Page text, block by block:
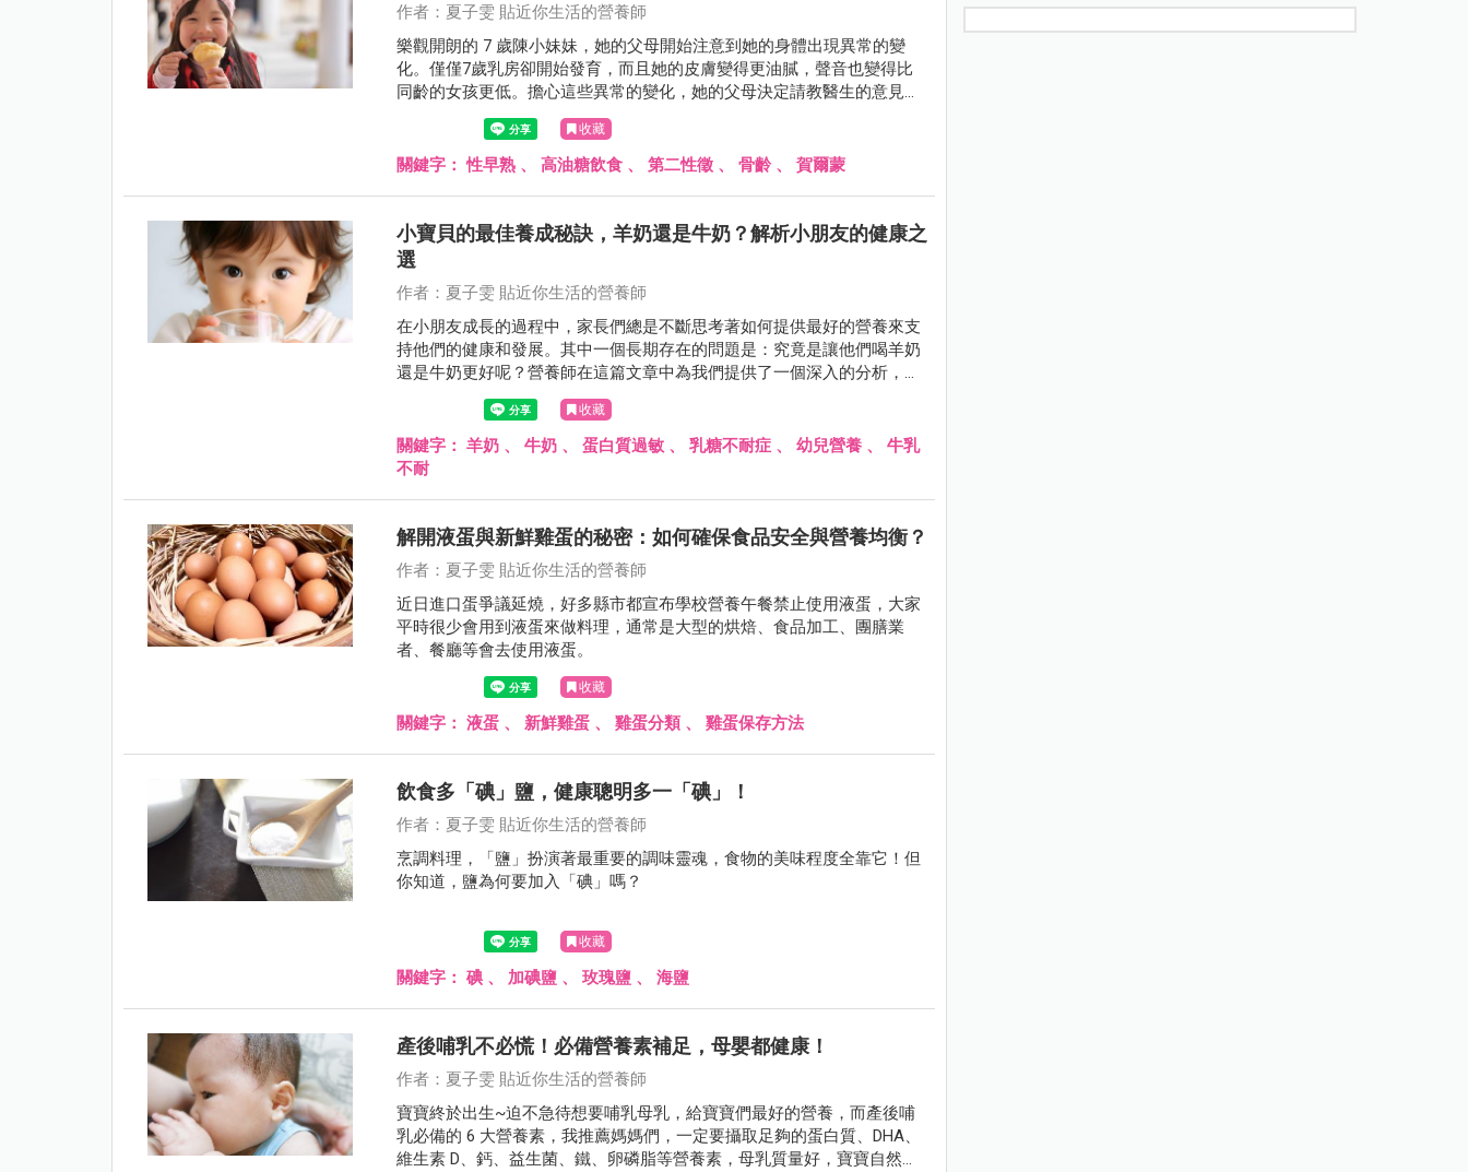
作者：夏子雯 貼近你生活的營養師
樂觀開朗的 7 歲陳小妹妹，她的父母開始注意到她的身體出現異常的變
化。僅僅7歲乳房卻開始發育，而且她的皮膚變得更油膩，聲音也變得比
同齡的女孩更低。擔心這些異常的變化，她的父母決定請教醫生的意見。
經過一系列的醫學檢查，醫生確診陳小妹妹正在經歷性早熟。她的性荷爾
蒙水平比同年齡的女孩高，這導致她的身體提早進入青春期，生殖器官和
乳房發育也在加速中。這對於陳小妹妹來說是一個困擾，因為她感到自己
飲食，以確保她獲得足夠的營養，並避免食用高油脂和高糖食物。
收藏
關鍵字：性早熟 、 高油糖飲食 、 第二性徵 、 骨齡、賀爾蒙
小寶貝的最佳養成秘訣，羊奶還是牛奶？解析小朋友的健康之
選
作者：夏子雯 貼近你生活的營養師
在小朋友成長的過程中，家長們總是不斷思考著如何提供最好的營養來支
持他們的健康和發展。其中一個長期存在的問題是：究竟是讓他們喝羊奶
還是牛奶更好呢？營養師在這篇文章中為我們提供了一個深入的分析，以
幫助父母們做出明智的選擇。
收藏
關鍵字： 羊奶 、 牛奶 、 蛋白質過敏 、 乳糖不耐症 、 幼兒營養 、 牛乳
不耐
解開液蛋與新鮮雞蛋的秘密：如何確保食品安全與營養均衡？
作者：夏子雯 貼近你生活的營養師
近日進口蛋爭議延燒，好多縣市都宣布學校營養午餐禁止使用液蛋，大家
平時很少會用到液蛋來做料理，通常是大型的烘焙、食品加工、團膳業
者、餐廳等會去使用液蛋。
收藏
關鍵字： 液蛋 、 新鮮雞蛋 、 雞蛋分類 、 雞蛋保存方法
飲食多「碘」鹽，健康聰明多一「碘」！
作者：夏子雯 貼近你生活的營養師
烹調料理，「鹽」扮演著最重要的調味靈魂，食物的美味程度全靠它！但
你知道，鹽為何要加入「碘」嗎？
收藏
關鍵字： 碘 、 加碘鹽 、 玫瑰鹽 、 海鹽
產後哺乳不必慌！必備營養素補足，母嬰都健康！
作者：夏子雯 貼近你生活的營養師
寶寶終於出生~迫不急待想要哺乳母乳，給寶寶們最好的營養，而產後哺
乳必備的 6 大營養素，我推薦媽媽們，一定要攝取足夠的蛋白質、DHA、
維生素 D、鈣、益生菌、鐵、卵磷脂等營養素，母乳質量好，寶寶自然長